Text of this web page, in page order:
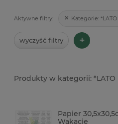
Aktywne filtry: Kategorie:
wyczyść filtry +
Papier
Wakacje